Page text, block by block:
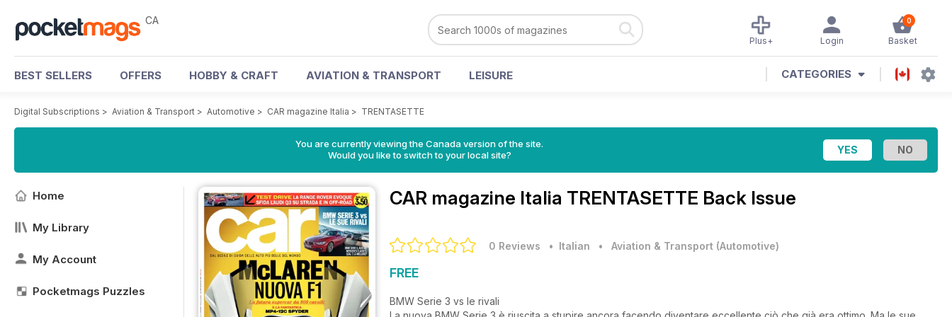
CA 0
Basket
Login
Plus+
BEST SELLERS OFFERS HOBBY & CRAFT AVIATION & TRANSPORT LEISURE CATEGORIES
Digital Subscriptions > Aviation & Transport > Automotive > CAR magazine Italia > TRENTASETTE
You are currently viewing the Canada version of the site.
Would you like to switch to your local site?
Home
My Library
My Account
Pocketmags Puzzles
CAR magazine Italia TRENTASETTE Back Issue
0 Reviews • Italian • Aviation & Transport (Automotive)
FREE
BMW Serie 3 vs le rivali